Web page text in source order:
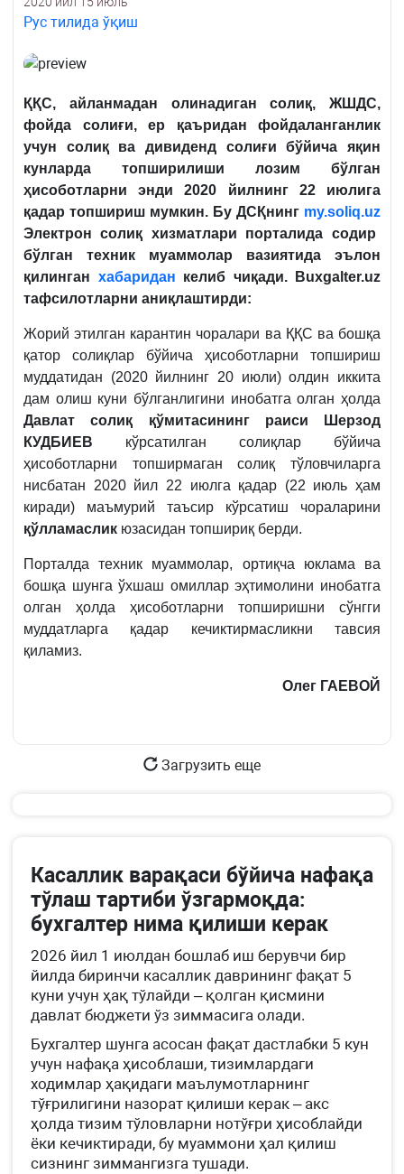
Рус тилида ўқиш
ҚҚС, айланмадан олинадиган солиқ, ЖШДС,
фойда солиғи, ер қаъридан фойдаланганлик
учун солиқ ва дивиденд солиғи бўйича яқин
кунларда топширилиши лозим бўлган
ҳисоботларни энди 2020 йилнинг 22 июлига
қадар топшириш мумкин. Бу ДСҚнинг my.soliq.uz
Электрон солиқ хизматлари порталида содир
бўлган техник муаммолар вазиятида эълон
қилинган хабаридан келиб чиқади. Buxgalter.uz
тафсилотларни аниқлаштирди:
Жорий этилган карантин чоралари ва ҚҚС ва бошқа
қатор солиқлар бўйича ҳисоботларни топшириш
муддатидан (2020 йилнинг 20 июли) олдин иккита
дам олиш куни бўлганлигини инобатга олган ҳолда
Давлат солиқ қўмитасининг раиси Шерзод
КУДБИЕВ кўрсатилган солиқлар бўйича
ҳисоботларни топширмаган солиқ тўловчиларга
нисбатан 2020 йил 22 июлга қадар (22 июль ҳам
киради) маъмурий таъсир кўрсатиш чораларини
қўлламаслик юзасидан топшириқ берди.
Порталда техник муаммолар, ортиқча юклама ва
бошқа шунга ўхшаш омиллар эҳтимолини инобатга
олган ҳолда ҳисоботларни топширишни сўнгги
муддатларга қадар кечиктирмасликни тавсия
қиламиз.
Олег ГАЕВОЙ
Загрузить еще
Касаллик варақаси бўйича нафақа
тўлаш тартиби ўзгармоқда:
бухгалтер нима қилиши керак
2026 йил 1 июлдан бошлаб иш берувчи бир
йилда биринчи касаллик даврининг фақат 5
куни учун ҳақ тўлайди – қолган қисмини
давлат бюджети ўз зиммасига олади.
Бухгалтер шунга асосан фақат дастлабки 5 кун
учун нафақа ҳисоблаши, тизимлардаги
ходимлар ҳақидаги маълумотларнинг
тўғрилигини назорат қилиши керак – акс
ҳолда тизим тўловларни нотўғри ҳисоблайди
ёки кечиктиради, бу муаммони ҳал қилиш
сизнинг зиммангизга тушади.